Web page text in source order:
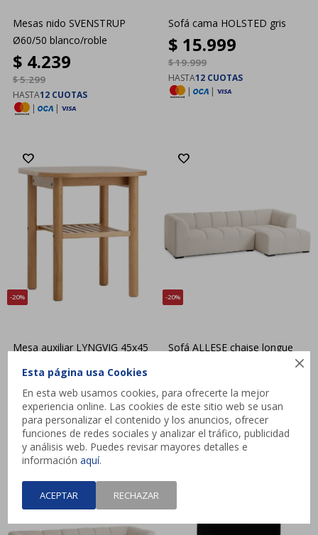

Esta página usa Cookies
En esta web usamos cookies, para ofrecerte la mejor
experiencia online. Las cookies de este sitio web se usan
para personalizar el contenido y los anuncios, ofrecer
funciones de redes sociales y analizar el tráfico, publicidad
y análisis web. Puedes revisar mayores detalles e
informaciónaquí.
ACEPTAR RECHAZAR
Mesas nido SVENSTRUP
Ø60/50 blanco/roble
$ 4.239
$5.299
HASTA12 CUOTAS
|
|
Sofá cama HOLSTED gris
$ 15.999
$19.999
HASTA12 CUOTAS
|
|
20
Mesa auxiliar LYNGVIG 45x45
3.999
4.999
HASTA12 CUOTAS
|
|
20
Sofá ALLESE chaise longue
$ 39.999
$ 49.999
HASTA12 CUOTAS
|
|